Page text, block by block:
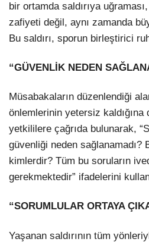
bir ortamda saldırıya
zafiyeti değil, aynı zamanda
Bu saldırı, sporun birleştirici
“GÜVENLİK NEDEN
Müsabakaların düzenlendiği
önlemlerinin yetersiz kaldığına
yetkililere çağrıda bulunarak,
güvenliği neden sağlanamadı?
kimlerdir? Tüm bu soruların
gerekmektedir” ifadelerini
“SORUMLULAR ORTAYA
Yaşanan saldırının tüm